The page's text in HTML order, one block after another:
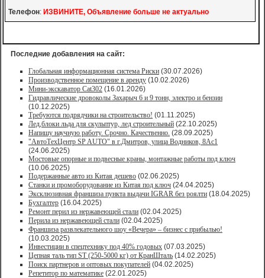
Телефон: ИЗВИНИТЕ, Объявление больше не актуально
Последние добавления на сайт:
Глобальная информационная система Риски (30.07.2026)
Производственное помещение в аренду (10.02.2026)
Мини-экскаватор Cat302 (16.01.2026)
Гидравлические дровоколы Захарыч 6 и 9 тонн, электро и бензин
(10.12.2025)
Требуются подрядчики на строительство! (01.11.2025)
Лед,блоки льда для скульптур, лед строительный (22.10.2025)
Напишу научную работу. Срочно. Качественно. (28.09.2025)
"АвтоТехЦентр SP AUTO" в г.Дмитров, улица Водников, 8Ас1
(24.06.2025)
Мостовые опорные и подвесные краны, монтажные работы под ключ
(10.06.2025)
Подержанные авто из Китая дешево (02.06.2025)
Станки и промоборудование из Китая под ключ (24.04.2025)
Эксклюзивная франшиза пункта выдачи IGRAR без роялти (18.04.2025)
Бухгалтер (16.04.2025)
Ремонт перил из нержавеющей стали (02.04.2025)
Перила из нержавеющей стали (02.04.2025)
Франшиза развлекательного шоу «Вечера» – бизнес с прибылью!
(10.03.2025)
Инвестиции в спецтехнику под 40% годовых (07.03.2025)
Цепная таль тип ST (250-5000 кг) от КранШталь (14.02.2025)
Поиск партнеров и оптовых покупателей (04.02.2025)
Репетитор по математике (22.01.2025)